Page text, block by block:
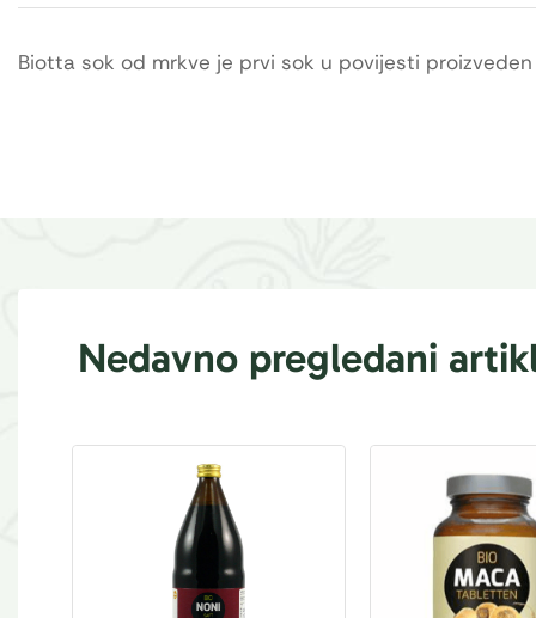
Biotta sok od mrkve je prvi sok u povijesti
Nedavno pregledani